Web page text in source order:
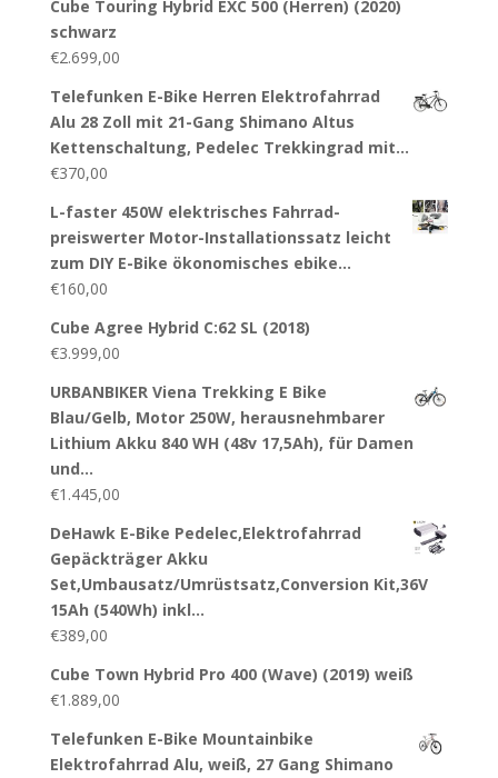
Cube Touring Hybrid EXC 500 (Herren) (2020)
schwarz
€2.699,00
Telefunken E-Bike Herren Elektrofahrrad
Alu 28 Zoll mit 21-Gang Shimano Altus
Kettenschaltung, Pedelec Trekkingrad mit…
€370,00
L-faster 450W elektrisches Fahrrad-
preiswerter Motor-Installationssatz leicht
zum DIY E-Bike ökonomisches ebike…
€160,00
Cube Agree Hybrid C:62 SL (2018)
€3.999,00
URBANBIKER Viena Trekking E Bike
Blau/Gelb, Motor 250W, herausnehmbarer
Lithium Akku 840 WH (48v 17,5Ah), für Damen
und…
€1.445,00
DeHawk E-Bike Pedelec,Elektrofahrrad
Gepäckträger Akku
Set,Umbausatz/Umrüstsatz,Conversion Kit,36V
15Ah (540Wh) inkl…
€389,00
Cube Town Hybrid Pro 400 (Wave) (2019) weiß
€1.889,00
Telefunken E-Bike Mountainbike
Elektrofahrrad Alu, weiß, 27 Gang Shimano